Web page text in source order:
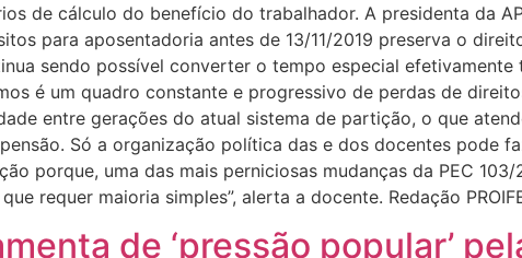
de cálculo do benefício do trabalhador. A presidenta da
para aposentadoria antes de 13/11/2019 preserva o
sendo possível converter o tempo especial
é um quadro constante e progressivo de perdas de
entre gerações do atual sistema de partição, o que
Só a organização política das e dos docentes pode
porque, uma das mais perniciosas mudanças da PEC
requer maioria simples”, alerta a docente. Redação
de ‘pressão popular’